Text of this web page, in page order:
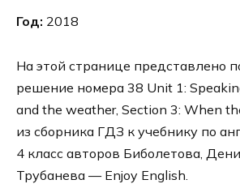
Год: 2018
На этой странице представлено
решение номера 38 Unit 1:
and the weather, Section 3: When
из сборника ГДЗ к учебнику по
4 класс авторов Биболетова,
Трубанева — Enjoy English.